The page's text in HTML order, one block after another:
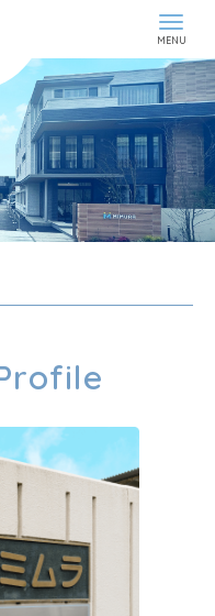
最新情報
企業情報
古紙リサイクル